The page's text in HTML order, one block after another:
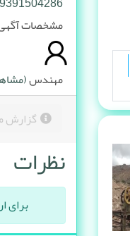
مشخصات
مهندس
نظرات
برای